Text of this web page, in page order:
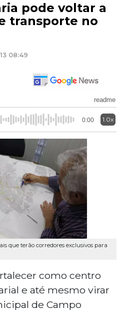
pode voltar a
transporte no
08:49
readme
0:00 1.0x
que terão corredores exclusivos para
como centro
e até mesmo virar
de Campo